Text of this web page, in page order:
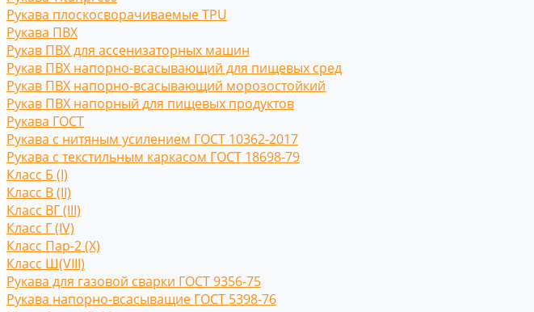
Рукава плоскосворачиваемые TPU
Рукава ПВХ
Рукав ПВХ для ассенизаторных машин
Рукав ПВХ напорно-всасывающий для пищевых сред
Рукав ПВХ напорно-всасывающий морозостойкий
Рукав ПВХ напорный для пищевых продуктов
Рукава ГОСТ
Рукава с нитяным усилением ГОСТ 10362-2017
Рукава с текстильным каркасом ГОСТ 18698-79
Класс Б (I)
Класс В (II)
Класс ВГ (III)
Класс Г (IV)
Класс Пар-2 (X)
Класс Ш(VIII)
Рукава для газовой сварки ГОСТ 9356-75
Рукава напорно-всасыващие ГОСТ 5398-76